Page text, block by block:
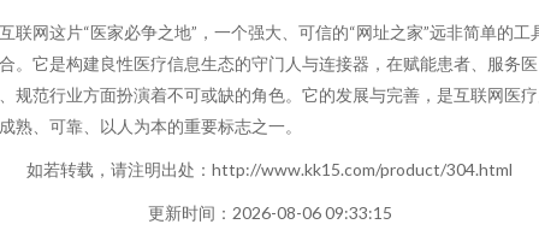
联网这片“医家必争之地”，一个强大、可信的“网址之家”远非简单的工
。它是构建良性医疗信息生态的守门人与连接器，在赋能患者、服务医
规范行业方面扮演着不可或缺的角色。它的发展与完善，是互联网医
熟、可靠、以人为本的重要标志之一。
如若转载，请注明出处：http://www.kk15.com/product/304.html
更新时间：2026-08-06 09:33:15